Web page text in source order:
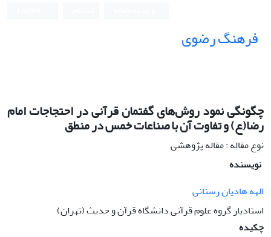
فرهنگ رضوی
چگونگی نمود روش‌های گفتمان قرآنی در احتجاجات امام
رضا(ع) و تفاوت آن با صناعات خمس در منطق
نوع مقاله : مقاله پژوهشی
نویسنده
الهه هادیان رسنانی
استادیار گروه علوم قرآنی دانشگاه قرآن و حدیث (تهران)
چکیده